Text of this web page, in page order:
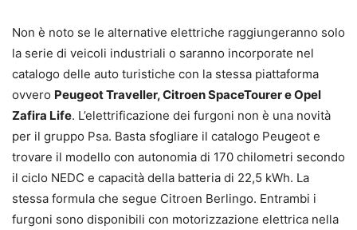
Non è noto se le alternative elettriche raggiungeranno solo
la serie di veicoli industriali o saranno incorporate nel
catalogo delle auto turistiche con la stessa piattaforma
ovvero Peugeot Traveller, Citroen SpaceTourer e Opel
Zafira Life. L’elettrificazione dei furgoni non è una novità
per il gruppo Psa. Basta sfogliare il catalogo Peugeot e
trovare il modello con autonomia di 170 chilometri secondo
il ciclo NEDC e capacità della batteria di 22,5 kWh. La
stessa formula che segue Citroen Berlingo. Entrambi i
furgoni sono disponibili con motorizzazione elettrica nella